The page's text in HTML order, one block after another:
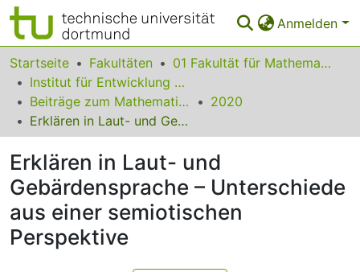
Anmelden
Bereiche & Sammlungen
Das gesamte Repositorium
Statistiken
FAQ
Leitlinien
Zurück zur Startseite
Startseite Fakultäten
01 Fakultät für Mathematik
Institut für Entwicklung und Erforschung des Mathematikunterrichts
Beiträge zum Mathematikunterricht
2020
Erklären in Laut- und Gebärdensprache – Unterschiede aus einer semiotischen Perspektive
Erklären in Laut- und
Gebärdensprache – Unterschiede
aus einer semiotischen
Perspektive